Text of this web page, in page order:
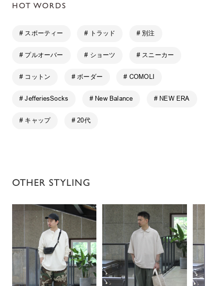
HOT WORDS
# スポーティー # トラッド # 別注
# プルオーバー # ショーツ # スニーカー
# コットン # ボーダー # COMOLI
# JefferiesSocks # New Balance # NEW ERA
# キャップ # 20代
OTHER STYLING